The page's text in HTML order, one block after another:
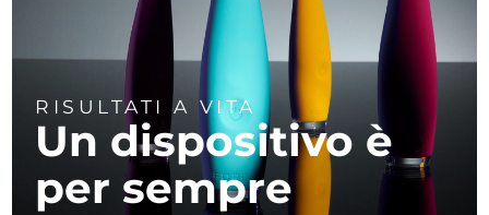
RISULTATI A VITA
Un dispositivo è
per sempre